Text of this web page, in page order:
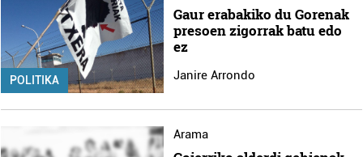
POLITIKA
Gaur erabakiko du Gorenak
presoen zigorrak batu edo
ez
Janire Arrondo
Arama